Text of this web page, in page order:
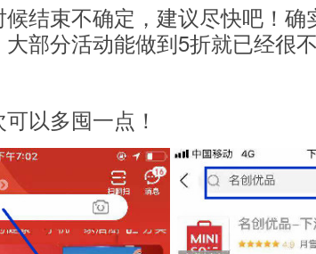
结束不确定，建议尽快吧！确
部分活动能做到5折就已经很
以多囤一点！